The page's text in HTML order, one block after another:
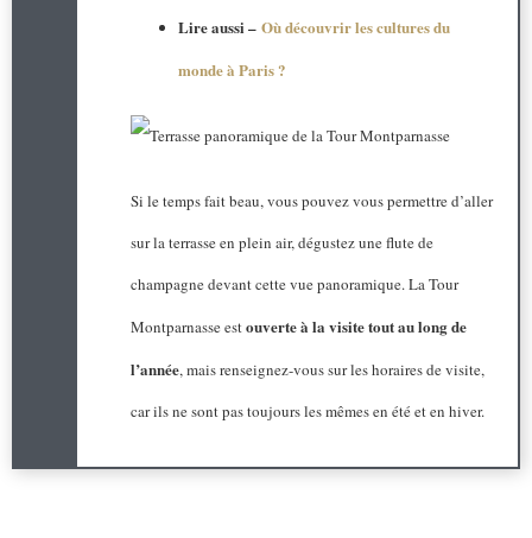
Lire aussi – Où découvrir les cultures du
monde à Paris ?
Si le temps fait beau, vous pouvez vous permettre d’aller
sur la terrasse en plein air, dégustez une flute de
champagne devant cette vue panoramique. La Tour
Montparnasse estouverte à la visite tout au long de
l’année, mais renseignez-vous sur les horaires de visite,
car ils ne sont pas toujours les mêmes en été et en hiver.